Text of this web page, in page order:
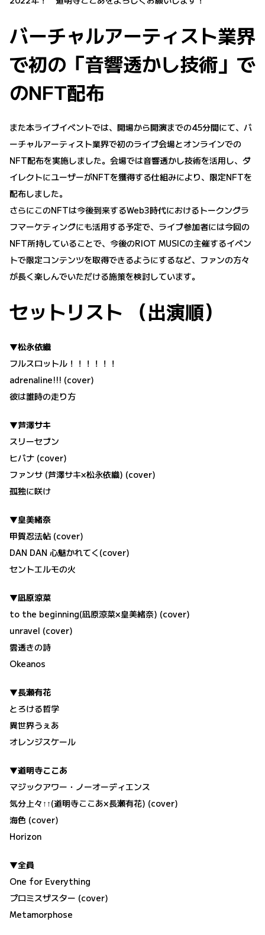
バーチャルアーティスト業界
で初の「音響透かし技術」で
のNFT配布
また本ライブイベントでは、開場から開演までの45分間にて、バ
ーチャルアーティスト業界で初のライブ会場とオンラインでの
NFT配布を実施しました。会場では音響透かし技術を活用し、ダ
イレクトにユーザーがNFTを獲得する仕組みにより、限定NFTを
配布しました。
さらにこのNFTは今後到来するWeb3時代におけるトークングラ
フマーケティングにも活用する予定で、ライブ参加者には今回の
NFT所持していることで、今後のRIOT MUSICの主催するイベン
トで限定コンテンツを取得できるようにするなど、ファンの方々
が長く楽しんでいただける施策を検討しています。
セットリスト （出演順）
▼松永依織
フルスロットル！！！！！！
adrenaline!!! (cover)
彼は誰時の走り方
▼芦澤サキ
スリーセブン
ヒバナ (cover)
ファンサ (芦澤サキ×松永依織) (cover)
孤独に咲け
▼皇美緒奈
甲賀忍法帖 (cover)
DAN DAN 心魅かれてく(cover)
セントエルモの火
▼凪原涼菜
to the beginning(凪原涼菜×皇美緒奈) (cover)
unravel (cover)
雲透きの詩
Okeanos
▼長瀬有花
とろける哲学
異世界うぇあ
オレンジスケール
▼道明寺ここあ
マジックアワー・ノーオーディエンス
気分上々↑↑(道明寺ここあ×長瀬有花) (cover)
海色 (cover)
Horizon
▼全員
One for Everything
プロミスザスター (cover)
Metamorphose